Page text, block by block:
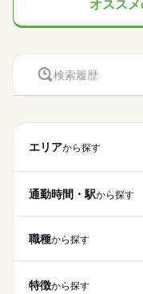
オスス
検索履歴
エリアから探す
通勤時間・駅から探す
職種から探す
特徴から探す